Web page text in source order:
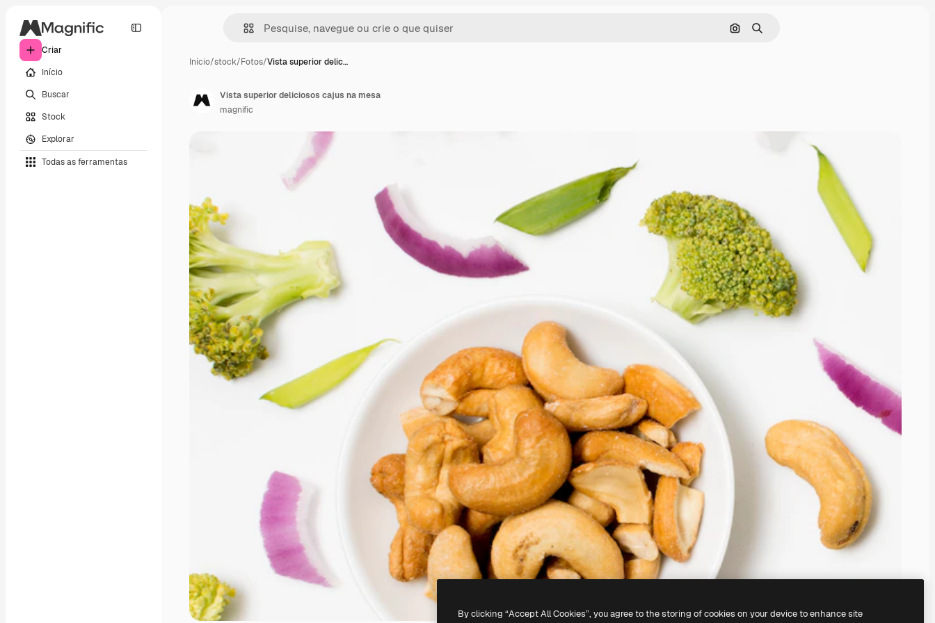
Criar
Início
Buscar
Stock
Explorar
Todas as ferramentas
Pesquisar por imagem
Buscar
Início/stock/Fotos/Vista superior delic…
Vista superior deliciosos cajus na mesa
magnific
By clicking “Accept All Cookies”, you agree to the storing of cookies on your device to enhance site